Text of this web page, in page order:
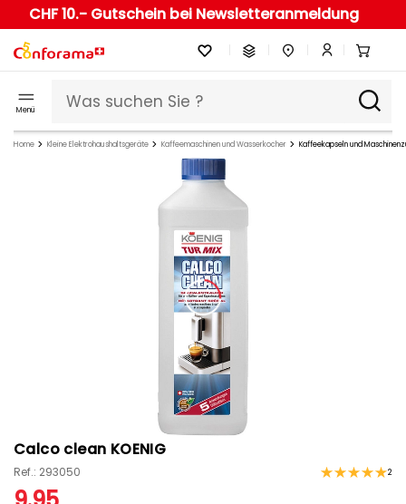
CHF 10.- Gutschein bei Newsletteranmeldung
Menü
Home Kleine Elektrohaushaltsgeräte Kaffeemaschinen und Wasserkocher Kaffeekapseln und
Calco clean KOENIG
Ref.: 293050 2